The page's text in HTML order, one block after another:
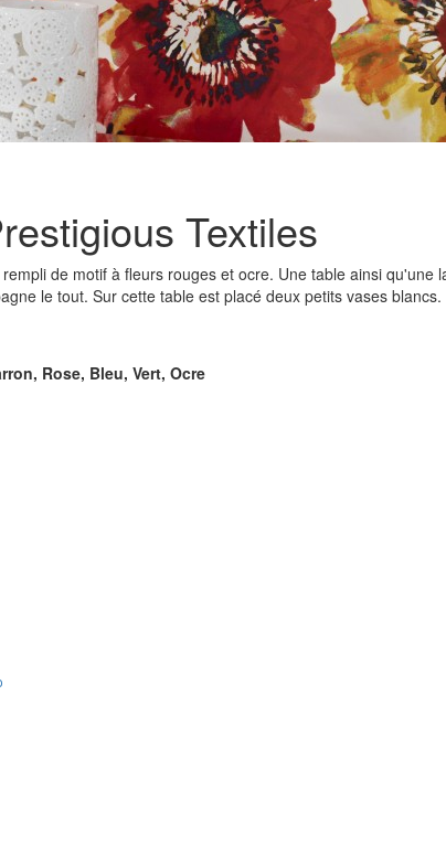
Textiles
de motif à fleurs rouges et ocre. Une table ainsi qu'une
le tout. Sur cette table est placé deux petits vases blancs.
Rose, Bleu, Vert, Ocre